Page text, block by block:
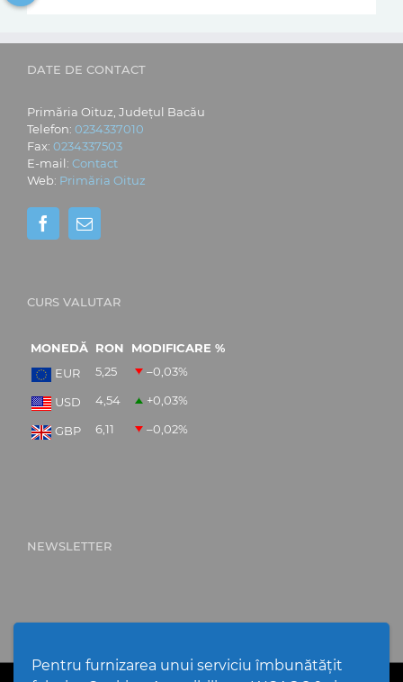
Pentru furnizarea unui serviciu îmbunătățit
DATE DE CONTACT
Primăria Oituz, Județul Bacău
Telefon: 0234337010
Fax: 0234337503
E-mail: Contact
Web: Primăria Oituz
CURS VALUTAR
MONEDĂ RON
MODIFICARE %
EUR
5,25 –0,03%
USD 4,54 +0,03%
GBP 6,11 –0,02%
NEWSLETTER